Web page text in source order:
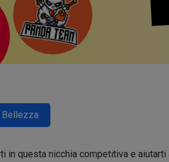
Bellezza
questa nicchia competitiva e